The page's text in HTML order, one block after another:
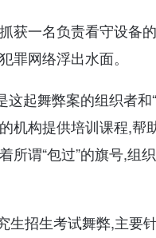
获一名负责看守设备
罪网络浮出水面。
这起舞弊案的组织者
机构提供培训课程,帮
所谓“包过”的旗号,组
招生考试舞弊,主要